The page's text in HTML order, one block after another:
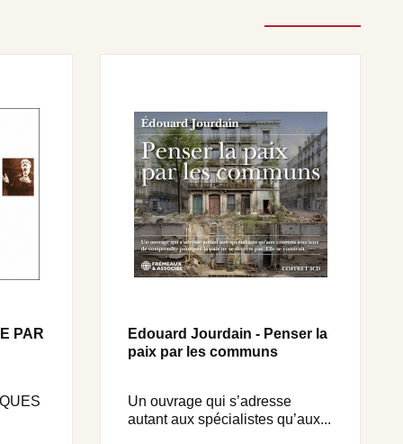
PAR
Edouard Jourdain - Penser la
paix par les communs
Un ouvrage qui s’adresse
autant aux spécialistes qu’aux...